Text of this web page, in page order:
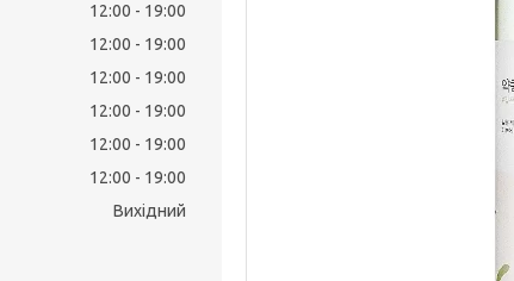
12:00
19:00
12:00
19:00
12:00
19:00
12:00
19:00
12:00
19:00
12:00
19:00
Вихідний